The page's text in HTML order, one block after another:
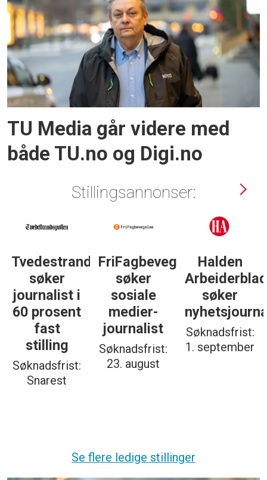
TU Media går videre med
både TU.no og Digi.no
Stillingsannonser:
Tvedestrandsposten
søker
journalist i
60 prosent
fast
stilling
Søknadsfrist:
Snarest
FriFagbevegelse
søker
sosiale
medier-
journalist
Søknadsfrist:
23. august
Halden
Arbeiderblad
søker
Søknadsfrist:
1. september
Se flere ledige stillinger